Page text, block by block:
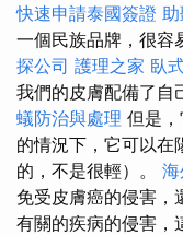
快速申請泰國簽證
一個民族品牌，很容
探公司 護理之家 臥
我們的皮膚配備了自
蟻防治與處理 但是
的情況下，它可以在
的，不是很輕）。
免受皮膚癌的侵害，
有關的疾病的侵害，